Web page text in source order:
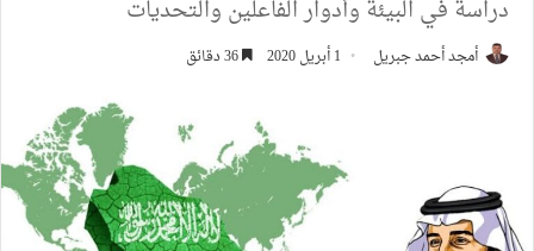
دراسة في البيئة وأدوار الفاعلين والتحديات
أمجد أحمد جبريل 1 أبريل 2020